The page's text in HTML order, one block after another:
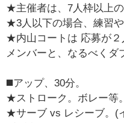
★主催者は、7人枠以上の
★3人以下の場合、練習や
★内山コートは 応募が２
メンバーと、なるべくダ
◼️アップ、30分。
★ストローク。ボレー等。
★サーブ vs レシーブ。(